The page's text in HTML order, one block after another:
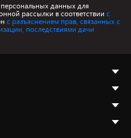
данных для
рассылки в соответствии с
с разъяснением прав, связанных с
последствиями дачи